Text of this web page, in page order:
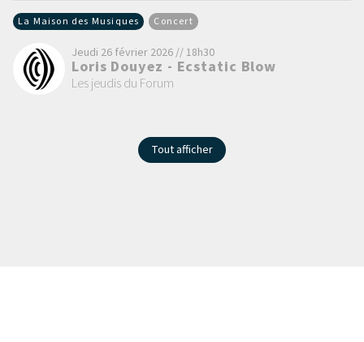
La Maison des Musiques Concert
Jeudi 26 février 2026 // 18h30
Loris Douyez - Ecstatic Blow
Les jeudis du Forum
Tout afficher